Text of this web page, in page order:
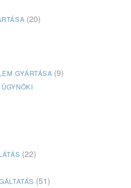
(20)
GYÁRTÁSA (9)
(22)
(51)